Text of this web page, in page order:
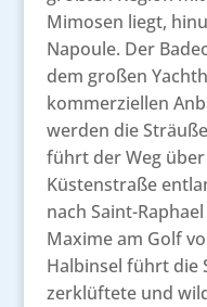
Mimosen liegt,
Napoule. Der
dem großen
kommerziellen
werden die
führt der Weg
Küstenstraße
nach Saint-
Maxime am Golf
Halbinsel führt die
zerklüftete und